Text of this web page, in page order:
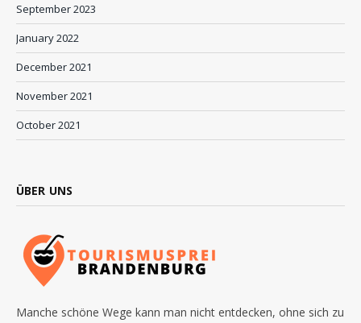
September 2023
January 2022
December 2021
November 2021
October 2021
ÜBER UNS
Manche schöne Wege kann man nicht entdecken, ohne sich zu